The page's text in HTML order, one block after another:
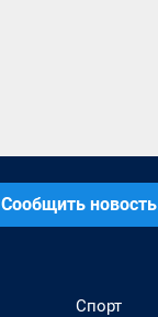
Сообщить новость
Спорт